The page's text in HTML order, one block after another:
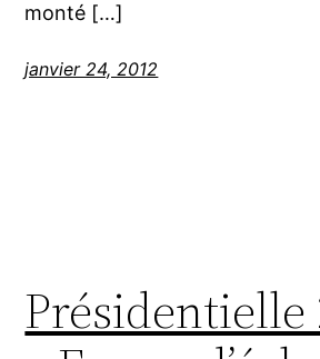
monté […]
janvier 24, 2012
Présidentielle